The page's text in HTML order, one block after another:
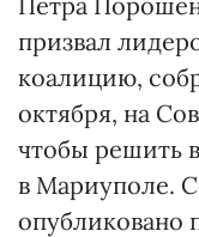
призвал
коалицию,
октября, на
чтобы решить
в Мариуполе.
опубликовано